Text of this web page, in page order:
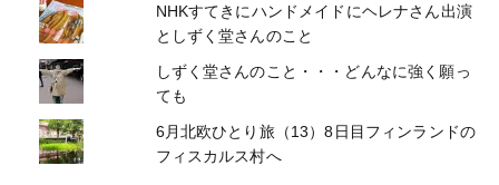
NHKすてきにハンドメイドにヘレナさん出演
としずく堂さんのこと
しずく堂さんのこと・・・どんなに強く願っ
ても
6月北欧ひとり旅（13）8日目フィンランドの
フィスカルス村へ